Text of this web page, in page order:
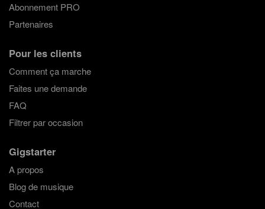
Abonnement PRO
Partenaires
Pour les clients
Comment ça marche
Faites une demande
FAQ
Filtrer par occasion
Gigstarter
A propos
Blog de musique
Contact